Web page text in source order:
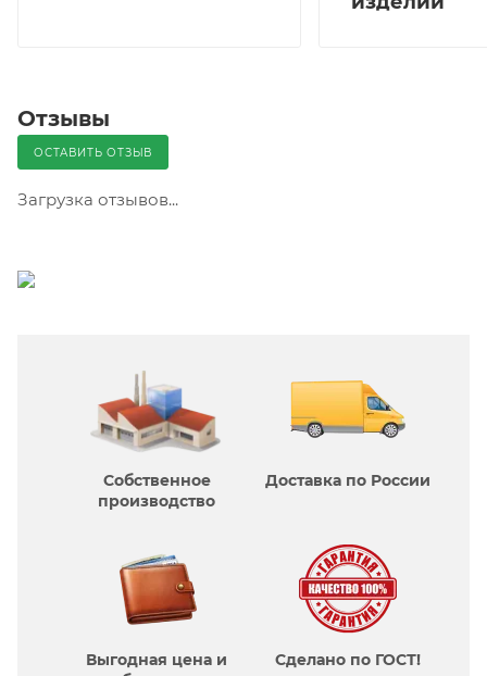
Отзывы
ОСТАВИТЬ ОТЗЫВ
Загрузка отзывов...
Собственное
производcтво
Доставка по России
Выгодная цена и
Сделано по ГОСТ!